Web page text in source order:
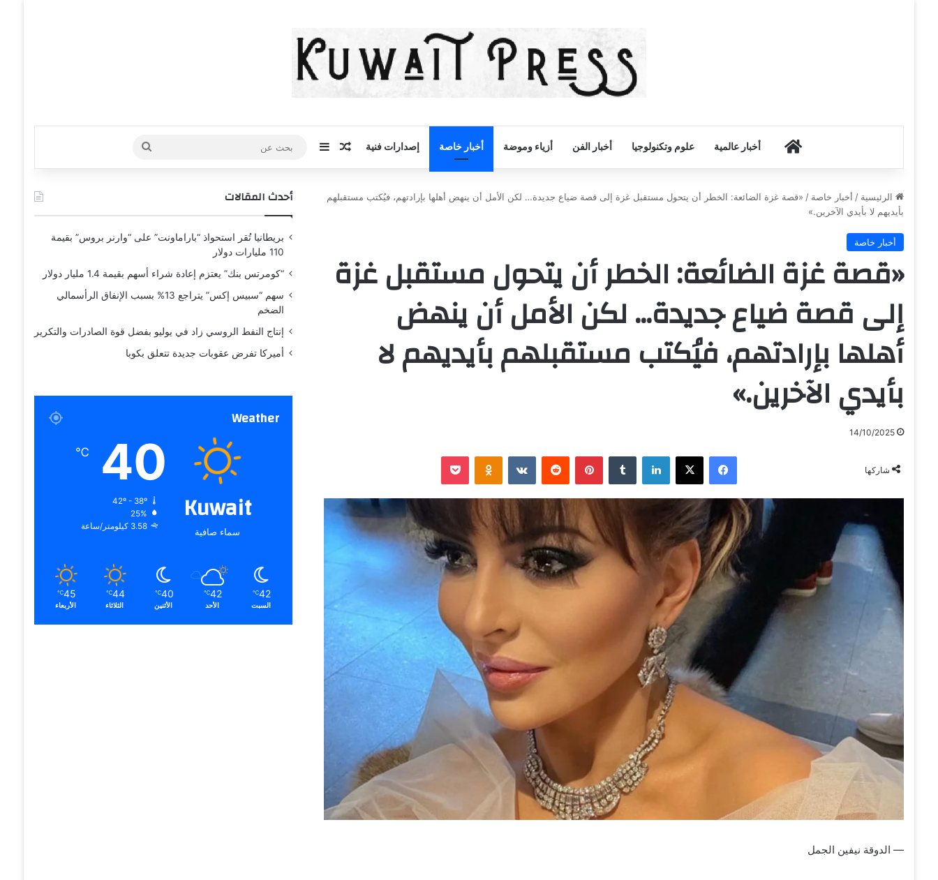
أخبار الكويت
أخبار عالمية علوم وتكنولوجيا أخبار الفن أزياء وموضة أخبار خاصة إصدارات فنية مقال عشوائي
إضافة عمود جانبي
بحث
عن
الرئيسية / أخبار خاصة / «قصة غزة الضائعة: الخطر أن يتحول مستقبل غزة إلى قصة ضياع جديدة… لكن الأمل أن ينهض أهلها بإرادتهم، فيُكتب مستقبلهم
بأيديهم لا بأيدي الآخرين.»
أخبار خاصة
«قصة غزة الضائعة: الخطر أن يتحول مستقبل غزة
إلى قصة ضياع جديدة… لكن الأمل أن ينهض
أهلها بإرادتهم، فيُكتب مستقبلهم بأيديهم لا
بأيدي الآخرين.»
14/10/2025
شاركها
فيسبوك ‫X لينكدإن ‏Tumblr بينتيريست ‏Reddit
‏VKontakte
Odnoklassniki
‫Pocket
— الدوقة نيفين الجمل
أحدث المقالات
بريطانيا تُقر استحواذ “باراماونت” على “وارنر بروس” بقيمة
110 مليارات دولار
“كومرتس بنك” يعتزم إعادة شراء أسهم بقيمة 1.4 مليار دولار
سهم “سبيس إكس” يتراجع 13% بسبب الإنفاق الرأسمالي
الضخم
إنتاج النفط الروسي زاد في يوليو بفضل قوة الصادرات والتكرير
أميركا تفرض عقوبات جديدة تتعلق بكوبا
Weather
Kuwait
سماء صافية
40
℃
42º - 38º
25%
3.58 كيلومتر/ساعة
42
℃
السبت
42
℃
الأحد
40
℃
الأثنين
44
℃
الثلاثاء
45
℃
الأربعاء